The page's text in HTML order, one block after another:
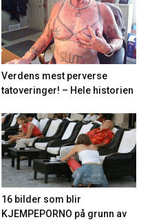
Verdens mest perverse
tatoveringer! – Hele historien
16 bilder som blir
KJEMPEPORNO på grunn av